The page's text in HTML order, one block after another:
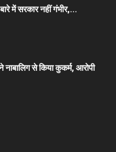
में सरकार नहीं गंभीर,...
से किया कुकर्म, आरोपी